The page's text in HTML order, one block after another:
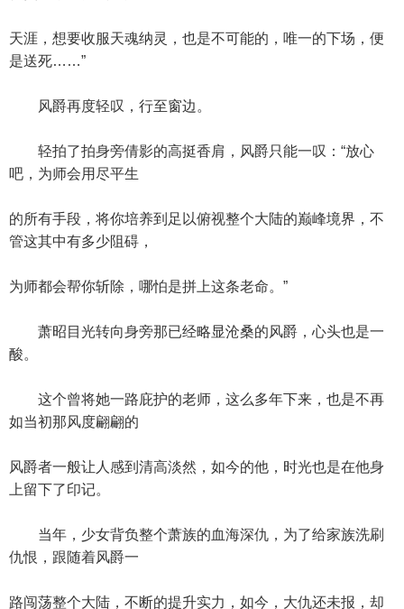
天涯，想要收服天魂纳灵，也是不可能的，唯一的下场，便
是送死……”
风爵再度轻叹，行至窗边。
轻拍了拍身旁倩影的高挺香肩，风爵只能一叹：“放心
吧，为师会用尽平生
的所有手段，将你培养到足以俯视整个大陆的巅峰境界，不
管这其中有多少阻碍，
为师都会帮你斩除，哪怕是拼上这条老命。”
萧昭目光转向身旁那已经略显沧桑的风爵，心头也是一
酸。
这个曾将她一路庇护的老师，这么多年下来，也是不再
如当初那风度翩翩的
风爵者一般让人感到清高淡然，如今的他，时光也是在他身
上留下了印记。
当年，少女背负整个萧族的血海深仇，为了给家族洗刷
仇恨，跟随着风爵一
路闯荡整个大陆，不断的提升实力，如今，大仇还未报，却